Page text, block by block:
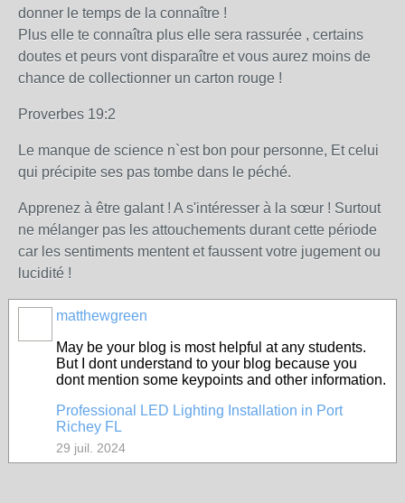
donner le temps de la connaître !
Plus elle te connaîtra plus elle sera rassurée , certains
doutes et peurs vont disparaître et vous aurez moins de
chance de collectionner un carton rouge !
Proverbes 19:2
Le manque de science n`est bon pour personne, Et celui
qui précipite ses pas tombe dans le péché.
Apprenez à être galant ! A s'intéresser à la sœur ! Surtout
ne mélanger pas les attouchements durant cette période
car les sentiments mentent et faussent votre jugement ou
lucidité !
matthewgreen
May be your blog is most helpful at any students.
But I dont understand to your blog because you
dont mention some keypoints and other information.
Professional LED Lighting Installation in Port
Richey FL
29 juil. 2024